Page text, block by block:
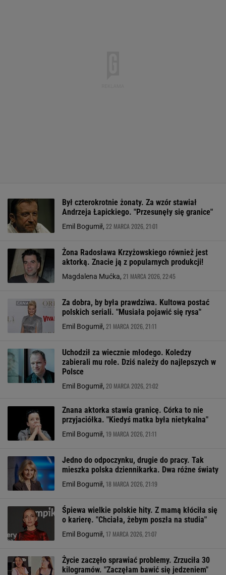
Był czterokrotnie żonaty. Za wzór stawiał
Andrzeja Łapickiego. "Przesunęły się granice"
Emil Bogumił, 22 MARCA 2026, 21:01
Żona Radosława Krzyżowskiego również jest
aktorką. Znacie ją z popularnych produkcji!
Magdalena Mućka, 21 MARCA 2026, 22:45
Za dobra, by była prawdziwa. Kultowa postać
polskich seriali. "Musiała pojawić się rysa"
Emil Bogumił, 21 MARCA 2026, 21:11
Uchodził za wiecznie młodego. Koledzy
zabierali mu role. Dziś należy do najlepszych w
Polsce
Emil Bogumił, 20 MARCA 2026, 21:02
Znana aktorka stawia granicę. Córka to nie
przyjaciółka. "Kiedyś matka była nietykalna"
Emil Bogumił, 19 MARCA 2026, 21:11
Jedno do odpoczynku, drugie do pracy. Tak
mieszka polska dziennikarka. Dwa różne światy
Emil Bogumił, 18 MARCA 2026, 21:19
Śpiewa wielkie polskie hity. Z mamą kłóciła się
o karierę. "Chciała, żebym poszła na studia"
Emil Bogumił, 17 MARCA 2026, 21:07
Życie zaczęło sprawiać problemy. Zrzuciła 30
kilogramów. "Zaczęłam bawić się jedzeniem"